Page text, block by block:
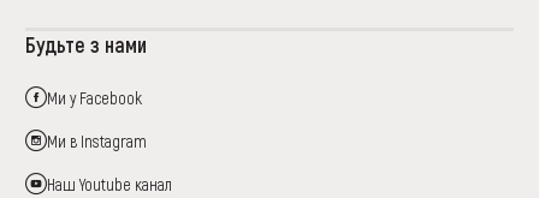
Будьте з нами
Ми у Facebook
Ми в Instagram
Наш Youtube канал